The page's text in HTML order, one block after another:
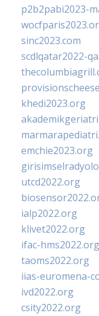
p2b2pabi2023-
sinc2023.com
scdlqatar2022-
khedi2023.org
emchie2023.org
utcd2022.org
ialp2022.org
klivet2022.org
ifac-hms2022.org
taoms2022.org
iias-euromena-
ivd2022.org
csity2022.org